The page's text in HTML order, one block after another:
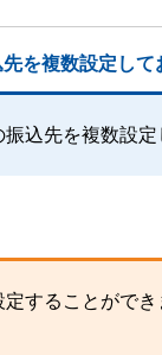
を複数設定して
込先を複数設
することができ